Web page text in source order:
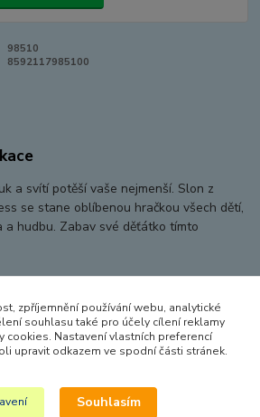
98510
8592117985100
a svítí potěší vaše nejmenší. Slon z
se stane oblíbenou hračkou všech dětí,
a hudbu. Zabav své děťátko tímto
zpříjemnění používání webu, analytické
souhlasu také pro účely cílení reklamy
cookies. Nastavení vlastních preferencí
upravit odkazem ve spodní části stránek.
Souhlasím